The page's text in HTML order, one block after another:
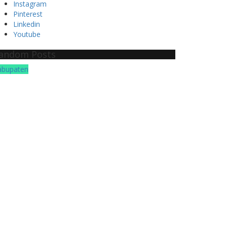
Instagram
Pinterest
Linkedin
Youtube
Posts